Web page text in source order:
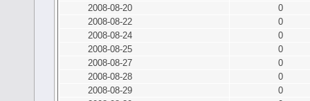
2008-08-20
0
2008-08-22
0
2008-08-24
0
2008-08-25
0
2008-08-27
0
2008-08-28
0
2008-08-29
0